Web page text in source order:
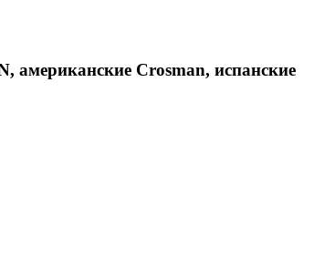
американские Crosman, испанские